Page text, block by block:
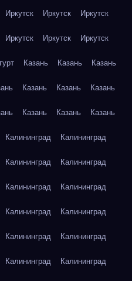
Иркутск Иркутск Иркутск
Иркутск Иркутск Иркутск
Казань Казань Казань
Казань Казань Казань
Казань Казань Казань
Калининград Калининград
Калининград Калининград
Калининград Калининград
Калининград Калининград
Калининград Калининград
Калининград Калининград